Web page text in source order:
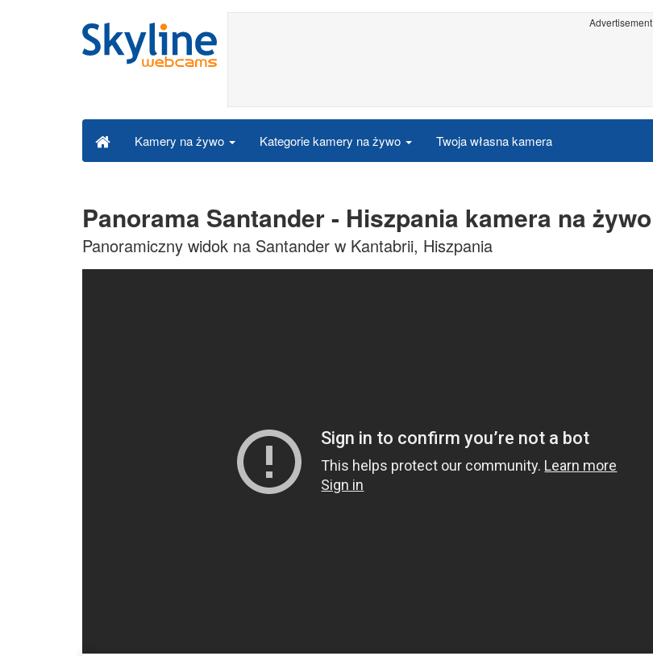
Advertisement
Kamery na żywo Kategorie kamery na żywo Twoja własna kamera
Panorama Santander - Hiszpania kamera na żywo
Panoramiczny widok na Santander w Kantabrii, Hiszpania